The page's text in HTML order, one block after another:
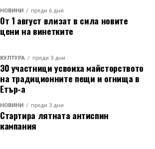
НОВИНИ преди 6 дни
От 1 август влизат в сила новите
цени на винетките
КУЛТУРА преди 3 дни
30 участници усвоиха майсторството
на традиционните пещи и огнища в
Етър-а
НОВИНИ преди 3 дни
Стартира лятната антиспин
кампания